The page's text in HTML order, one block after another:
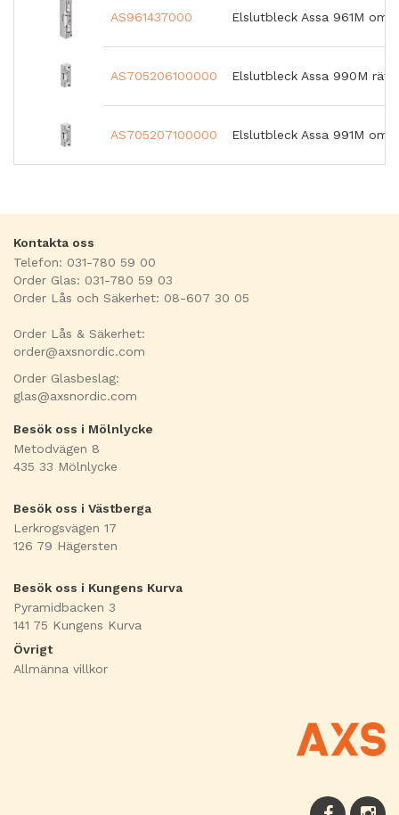
AS961437000 Elslutbleck Assa 961M
AS705206100000 Elslutbleck Assa 990M
AS705207100000 Elslutbleck Assa 991M
Kontakta oss
Telefon: 031-780 59 00
Order Glas: 031-780 59 03
Order Lås och Säkerhet: 08-607 30 05
Order Lås & Säkerhet:
order@axsnordic.com
Order Glasbeslag:
glas@axsnordic.com
Besök oss i Mölnlycke
Metodvägen 8
435 33 Mölnlycke
Besök oss i Västberga
Lerkrogsvägen 17
126 79 Hägersten
Besök oss i Kungens Kurva
Pyramidbacken 3
141 75 Kungens Kurva
Övrigt
Allmänna villkor